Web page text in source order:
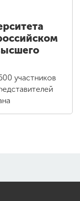
участников